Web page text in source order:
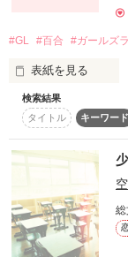
コンテスト
復刻！夏の野
ャレンジ！～
500文字の不気
200文字でゾ
スターツ出版
賞」野いちご！会
#GL #百合 #ガールズ
表紙を見る
初投稿ですこんに
お互いの幸せの形
検索結果
タイトル
キーワード